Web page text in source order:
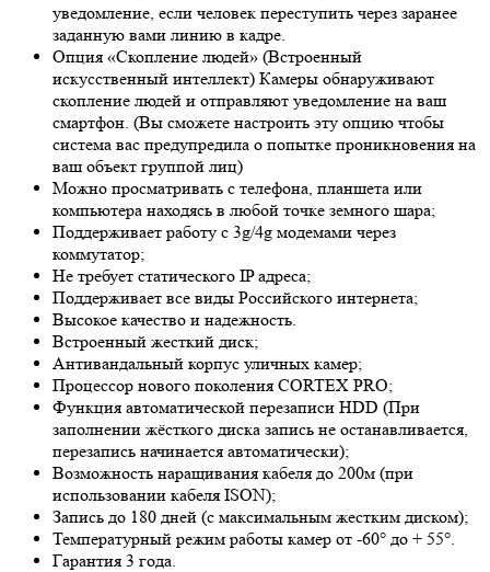
уведомление, если человек переступить через заранее
заданную вами линию в кадре.
Опция «Скопление людей» (Встроенный
искусственный интеллект) Камеры обнаруживают
скопление людей и отправляют уведомление на ваш
смартфон. (Вы сможете настроить эту опцию чтобы
система вас предупредила о попытке проникновения на
ваш объект группой лиц)
Можно просматривать с телефона, планшета или
компьютера находясь в любой точке земного шара;
Поддерживает работу с 3g/4g модемами через
коммутатор;
Не требует статического IP адреса;
Поддерживает все виды Российского интернета;
Высокое качество и надежность.
Встроенный жесткий диск;
Антивандальный корпус уличных камер;
Процессор нового поколения CORTEX PRO;
Функция автоматической перезаписи HDD (При
заполнении жёсткого диска запись не останавливается,
перезапись начинается автоматически);
Возможность наращивания кабеля до 200м (при
использовании кабеля ISON);
Запись до 180 дней (с максимальным жестким диском);
Температурный режим работы камер от -60° до + 55°.
Гарантия 3 года.